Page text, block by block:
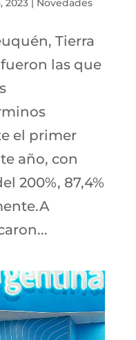
2023| Novedades
Tierra
las que
el primer
año, con
200%, 87,4%